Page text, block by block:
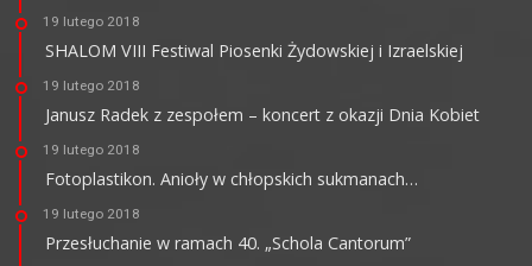
19 lutego 2018
SHALOM VIII Festiwal Piosenki Żydowskiej i Izraelskiej
19 lutego 2018
Janusz Radek z zespołem – koncert z okazji Dnia Kobiet
19 lutego 2018
Fotoplastikon. Anioły w chłopskich sukmanach…
19 lutego 2018
Przesłuchanie w ramach 40. „Schola Cantorum”